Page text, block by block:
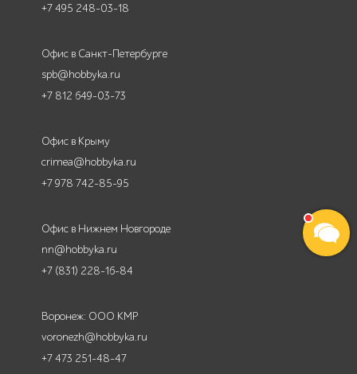
+7 495 248-03-18
Офис в Санкт-Петербурге
spb@hobbyka.ru
+7 812 649-03-73
Офис в Крыму
crimea@hobbyka.ru
+7 978 742-85-95
Офис в Нижнем Новгороде
nn@hobbyka.ru
+7 (831) 228-16-84
Воронеж: ООО КМР
voronezh@hobbyka.ru
+7 473 251-48-47